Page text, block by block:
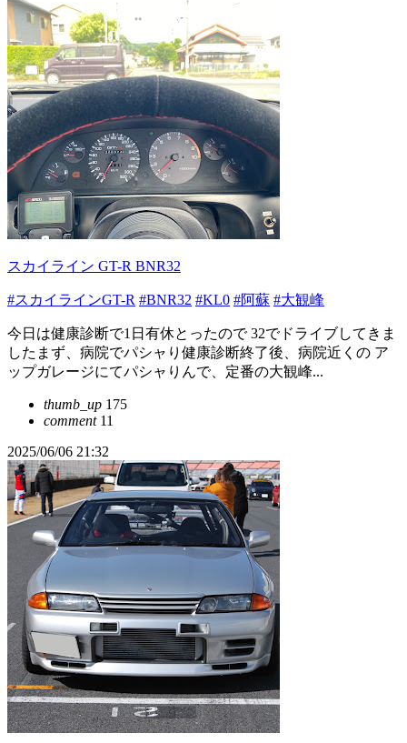
スカイライン GT-R BNR32
#スカイラインGT-R #BNR32 #KL0 #阿蘇 #大観峰
今日は健康診断で1日有休とったので 32でドライブしてきま
したまず、病院でパシャり健康診断終了後、病院近くの ア
ップガレージにてパシャりんで、定番の大観峰...
thumb_up 175
comment11
2025/06/06 21:32